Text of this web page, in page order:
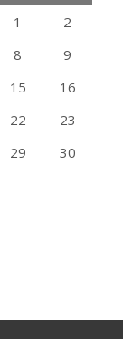
1
2
8
9
15
16
22
23
29
30